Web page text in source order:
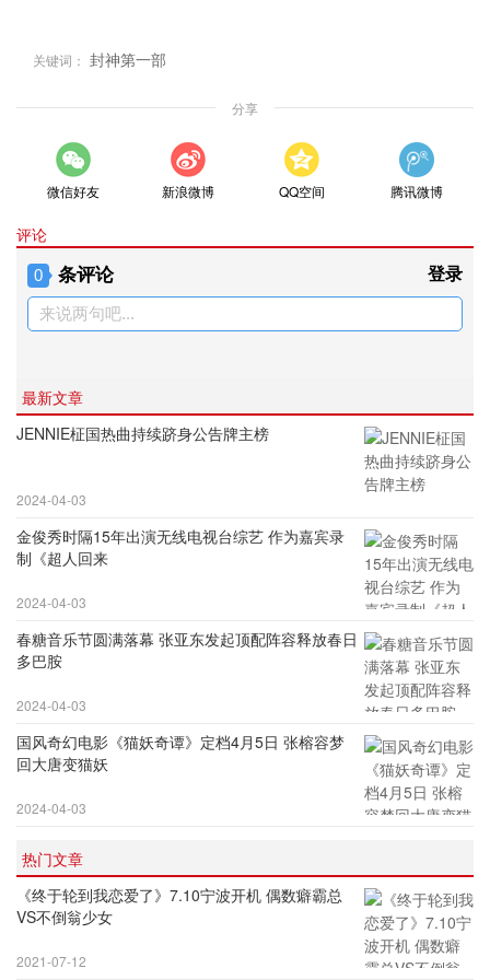
关键词： 封神第一部
分享
微信好友 新浪微博 QQ空间 腾讯微博
评论
0 条评论 登录
来说两句吧...
最新文章
JENNIE柾国热曲持续跻身公告牌主榜
2024-04-03
金俊秀时隔15年出演无线电视台综艺 作为嘉宾录
制《超人回来
2024-04-03
春糖音乐节圆满落幕 张亚东发起顶配阵容释放春日
多巴胺
2024-04-03
国风奇幻电影《猫妖奇谭》定档4月5日 张榕容梦
回大唐变猫妖
2024-04-03
热门文章
《终于轮到我恋爱了》7.10宁波开机 偶数癖霸总
VS不倒翁少女
2021-07-12